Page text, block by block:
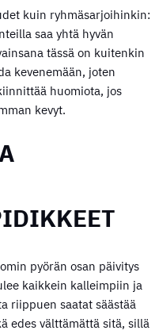
kuin ryhmäsarjoihinkin:
saa yhtä hyvän
tässä on kuitenkin
kevenemään, joten
huomiota, jos
kevyt.
pyörän osan päivitys
kaikkein kalleimpiin ja
riippuen saatat säästää
edes välttämättä sitä, sillä